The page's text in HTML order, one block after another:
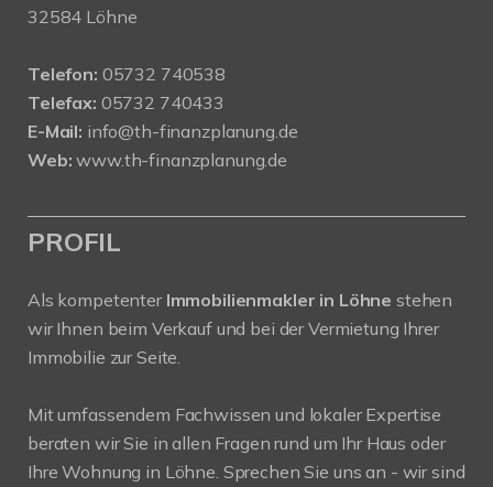
32584 Löhne
Telefon: 05732 740538
Telefax: 05732 740433
E-Mail: info@th-finanzplanung.de
Web: www.th-finanzplanung.de
PROFIL
Als kompetenter Immobilienmakler in Löhne stehen
wir Ihnen beim Verkauf und bei der Vermietung Ihrer
Immobilie zur Seite.
Mit umfassendem Fachwissen und lokaler Expertise
beraten wir Sie in allen Fragen rund um Ihr Haus oder
Ihre Wohnung in Löhne. Sprechen Sie uns an - wir sind